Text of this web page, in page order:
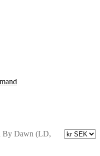
By Dawn (LD,